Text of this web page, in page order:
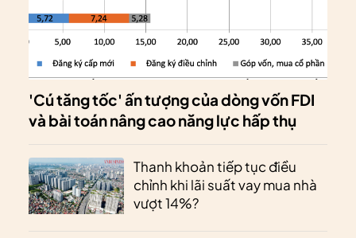
'Cú tăng tốc' ấn tượng của dòng vốn FDI
và bài toán nâng cao năng lực hấp thụ
Thanh khoản tiếp tục điều
chỉnh khi lãi suất vay mua nhà
vượt 14%?